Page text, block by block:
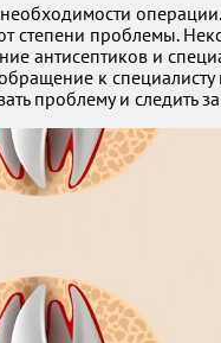
степени проблемы.
антисептиков и
к
проблему и следить